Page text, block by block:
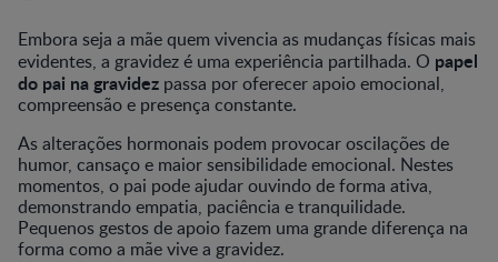
Embora seja a mãe quem vivencia as mudanças físicas mais
evidentes, a gravidez é uma experiência partilhada. O papel
do pai na gravidez passa por oferecer apoio emocional,
compreensão e presença constante.
As alterações hormonais podem provocar oscilações de
humor, cansaço e maior sensibilidade emocional. Nestes
momentos, o pai pode ajudar ouvindo de forma ativa,
demonstrando empatia, paciência e tranquilidade.
Pequenos gestos de apoio fazem uma grande diferença na
forma como a mãe vive a gravidez.